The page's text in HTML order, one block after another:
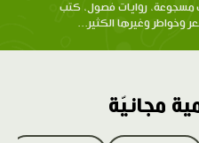
روايات فصول، كتب
وخواطر وغيرها الكثير...
مجانيّة